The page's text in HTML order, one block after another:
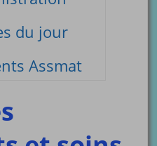
du jour
Assmat